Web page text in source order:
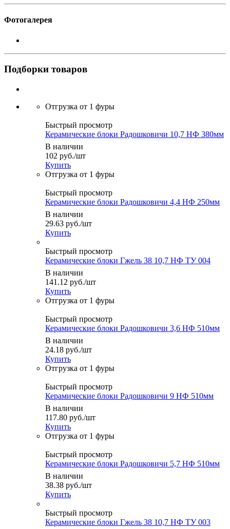
Фотогалерея
Подборки товаров
Быстрый просмотр
Керамические блоки Радошковичи 10,7 НФ 380мм
В наличии
102 руб./шт
Купить
Быстрый просмотр
Керамические блоки Радошковичи 4,4 НФ 250мм
В наличии
29.63 руб./шт
Купить
Быстрый просмотр
Керамические блоки Гжель 38 10,7 НФ ТУ 004
В наличии
141.12 руб./шт
Купить
Быстрый просмотр
Керамические блоки Радошковичи 3,6 НФ 510мм
В наличии
24.18 руб./шт
Купить
Быстрый просмотр
Керамические блоки Радошковичи 9 НФ 510мм
В наличии
117.80 руб./шт
Купить
Быстрый просмотр
Керамические блоки Радошковичи 5,7 НФ 510мм
В наличии
38.38 руб./шт
Купить
Быстрый просмотр
Керамические блоки Гжель 38 10,7 НФ ТУ 003